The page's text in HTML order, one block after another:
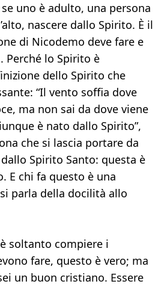
uno è adulto, una persona
nascere dallo Spirito. È il
di Nicodemo deve fare e
Perché lo Spirito è
dello Spirito che
“Il vento soffia dove
ma non sai da dove viene
è nato dallo Spirito”,
che si lascia portare da
Spirito Santo: questa è
E chi fa questo è una
parla della docilità allo
soltanto compiere i
fare, questo è vero; ma
un buon cristiano. Essere